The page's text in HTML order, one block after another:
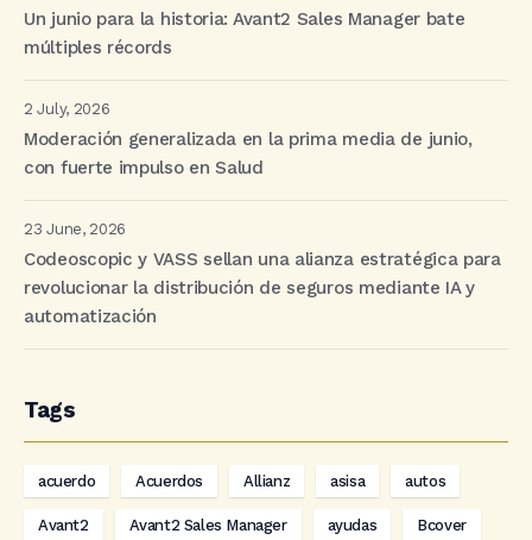
Un junio para la historia: Avant2 Sales Manager bate
múltiples récords
2 July, 2026
Moderación generalizada en la prima media de junio,
con fuerte impulso en Salud
23 June, 2026
Codeoscopic y VASS sellan una alianza estratégica para
revolucionar la distribución de seguros mediante IA y
automatización
Tags
acuerdo Acuerdos Allianz asisa autos
Avant2 Avant2 Sales Manager ayudas Bcover